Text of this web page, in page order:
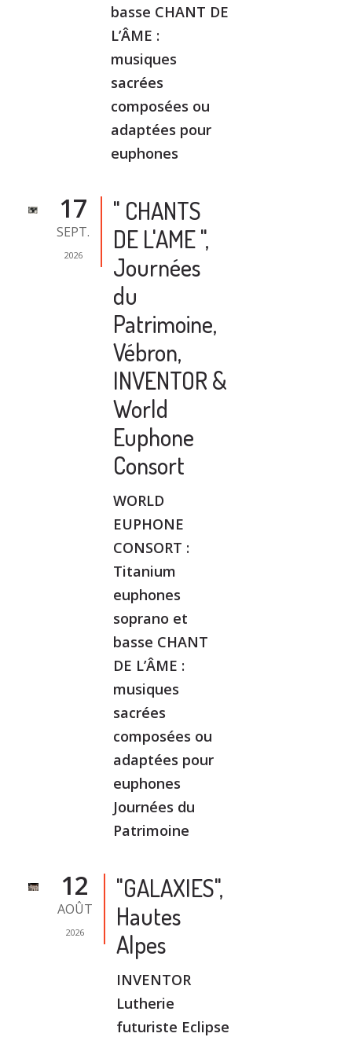
basse CHANT DE
L’ÂME :
musiques
sacrées
composées ou
adaptées pour
euphones
17
SEPT.
2026
" CHANTS
DE L'AME ",
Journées
du
Patrimoine,
Vébron,
INVENTOR &
World
Euphone
Consort
WORLD
EUPHONE
CONSORT :
Titanium
euphones
soprano et
basse CHANT
DE L’ÂME :
musiques
sacrées
composées ou
adaptées pour
euphones
Journées du
Patrimoine
12
AOÛT
2026
"GALAXIES",
Hautes
Alpes
INVENTOR
Lutherie
futuriste Eclipse